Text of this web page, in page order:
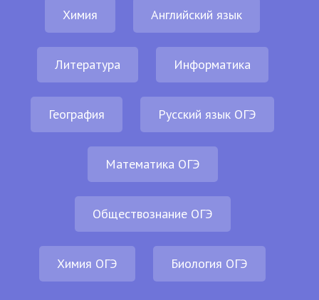
Химия Английский язык
Литература Информатика
География Русский язык ОГЭ
Математика ОГЭ
Обществознание ОГЭ
Химия ОГЭ Биология ОГЭ